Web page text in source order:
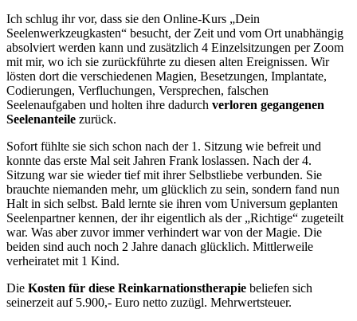
Ich schlug ihr vor, dass sie den Online-Kurs „Dein
Seelenwerkzeugkasten“ besucht, der Zeit und vom Ort unabhängig
absolviert werden kann und zusätzlich 4 Einzelsitzungen per Zoom
mit mir, wo ich sie zurückführte zu diesen alten Ereignissen. Wir
lösten dort die verschiedenen Magien, Besetzungen, Implantate,
Codierungen, Verfluchungen, Versprechen, falschen
Seelenaufgaben und holten ihre dadurch verloren gegangenen
Seelenanteile zurück.
Sofort fühlte sie sich schon nach der 1. Sitzung wie befreit und
konnte das erste Mal seit Jahren Frank loslassen. Nach der 4.
Sitzung war sie wieder tief mit ihrer Selbstliebe verbunden. Sie
brauchte niemanden mehr, um glücklich zu sein, sondern fand nun
Halt in sich selbst. Bald lernte sie ihren vom Universum geplanten
Seelenpartner kennen, der ihr eigentlich als der „Richtige“ zugeteilt
war. Was aber zuvor immer verhindert war von der Magie. Die
beiden sind auch noch 2 Jahre danach glücklich. Mittlerweile
verheiratet mit 1 Kind.
Die Kosten für diese Reinkarnationstherapie beliefen sich
seinerzeit auf 5.900,- Euro netto zuzügl. Mehrwertsteuer.